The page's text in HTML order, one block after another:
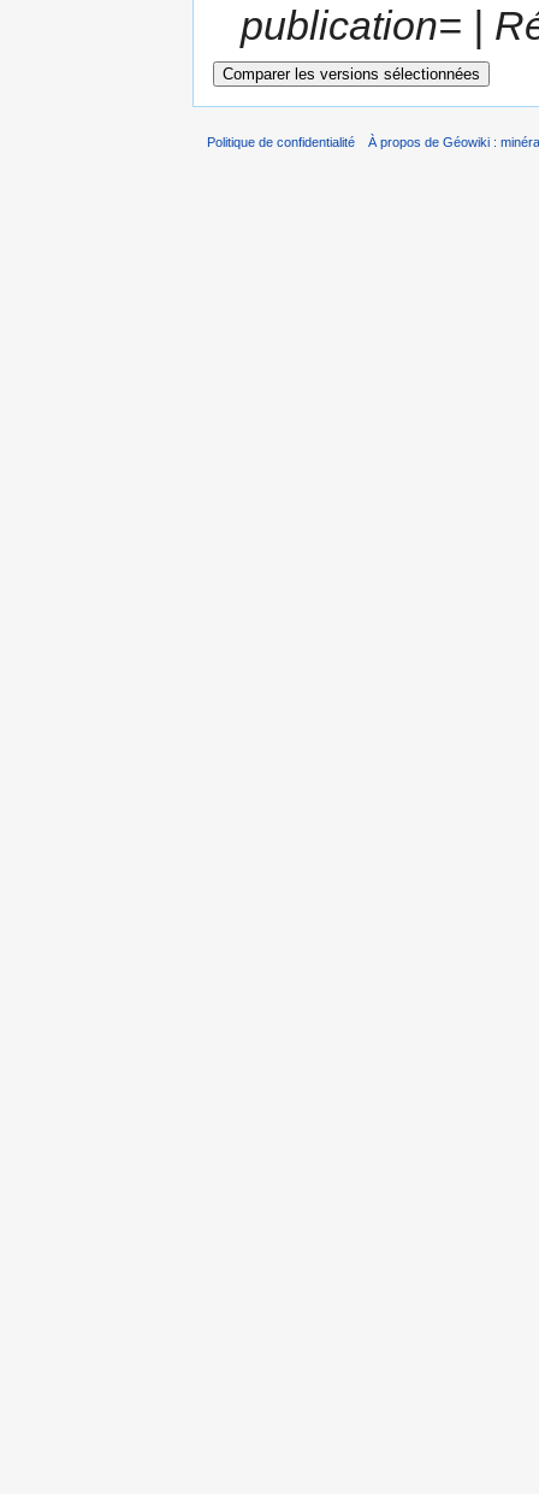
publication= |
Politique de confidentialité À propos de Géowiki :